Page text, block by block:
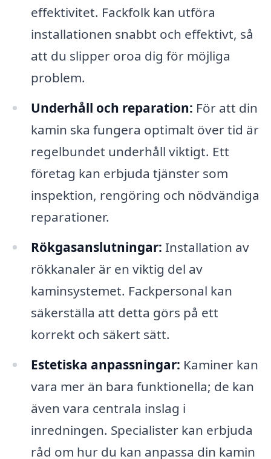
effektivitet. Fackfolk kan utföra
installationen snabbt och effektivt, så
att du slipper oroa dig för möjliga
problem.
Underhåll och reparation: För att din
kamin ska fungera optimalt över tid är
regelbundet underhåll viktigt. Ett
företag kan erbjuda tjänster som
inspektion, rengöring och nödvändiga
reparationer.
Rökgasanslutningar: Installation av
rökkanaler är en viktig del av
kaminsystemet. Fackpersonal kan
säkerställa att detta görs på ett
korrekt och säkert sätt.
Estetiska anpassningar: Kaminer kan
vara mer än bara funktionella; de kan
även vara centrala inslag i
inredningen. Specialister kan erbjuda
råd om hur du kan anpassa din kamin